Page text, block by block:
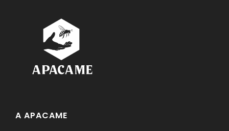
A APACAME